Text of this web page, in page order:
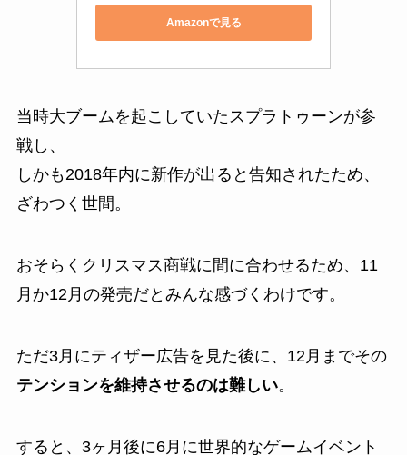
Amazonで見る
当時大ブームを起こしていたスプラトゥーンが参
戦し、
しかも2018年内に新作が出ると告知されたため、
ざわつく世間。
おそらくクリスマス商戦に間に合わせるため、11
月か12月の発売だとみんな感づくわけです。
ただ3月にティザー広告を見た後に、12月までその
テンションを維持させるのは難しい。
すると、3ヶ月後に6月に世界的なゲームイベント